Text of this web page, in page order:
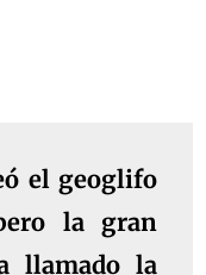
el geoglifo
la gran
llamado la